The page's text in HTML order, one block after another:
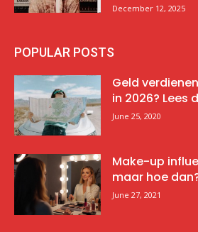
December 12, 2025
POPULAR POSTS
Geld
in 2026? Lees
June 25, 2020
Make-up
maar hoe
June 27, 2021